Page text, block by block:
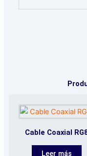
Cable Coaxial
Leer más